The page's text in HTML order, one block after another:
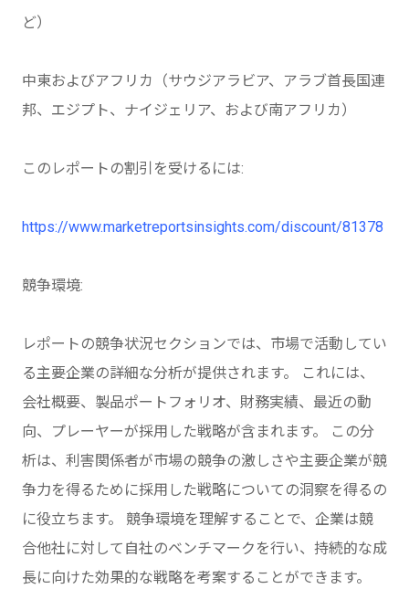
ど）
中東およびアフリカ（サウジアラビア、アラブ首長国連
邦、エジプト、ナイジェリア、および南アフリカ）
このレポートの割引を受けるには:
https://www.marketreportsinsights.com/discount/81378
競争環境:
レポートの競争状況セクションでは、市場で活動してい
る主要企業の詳細な分析が提供されます。 これには、
会社概要、製品ポートフォリオ、財務実績、最近の動
向、プレーヤーが採用した戦略が含まれます。 この分
析は、利害関係者が市場の競争の激しさや主要企業が競
争力を得るために採用した戦略についての洞察を得るの
に役立ちます。 競争環境を理解することで、企業は競
合他社に対して自社のベンチマークを行い、持続的な成
長に向けた効果的な戦略を考案することができます。